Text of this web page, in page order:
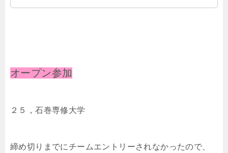
オープン参加
２５，石巻専修大学
締め切りまでにチームエントリーされなかったので、